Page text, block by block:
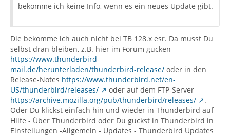
bekomme ich keine Info, wenn es ein neues Update gibt.
Die bekomme ich auch nicht bei TB 128.x esr. Da musst Du
selbst dran bleiben, z.B. hier im Forum gucken
https://www.thunderbird-
mail.de/herunterladen/thunderbird-release/ oder in den
Release-Notes https://www.thunderbird.net/en-
US/thunderbird/releases/
oder auf dem FTP-Server
https://archive.mozilla.org/pub/thunderbird/releases/
.
Oder Du klickst einfach hin und wieder in Thunderbird auf
Hilfe - Über Thunderbird oder Du guckst in Thunderbird in
Einstellungen -Allgemein - Updates - Thunderbird Updates